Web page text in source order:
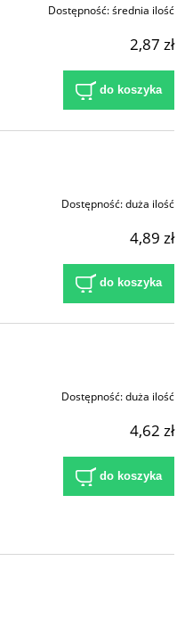
Dostępność:średnia ilość
2,87 zł
do koszyka
Dostępność:duża ilość
4,89 zł
do koszyka
Dostępność:duża ilość
4,62 zł
do koszyka